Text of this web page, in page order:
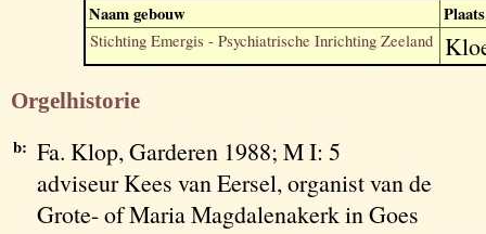
Naam gebouw Plaats
Stichting Emergis - Psychiatrische Inrichting Zeeland
Orgelhistorie
b: Fa. Klop, Garderen 1988; M I: 5
adviseur Kees van Eersel, organist van de
Grote- of Maria Magdalenakerk in Goes